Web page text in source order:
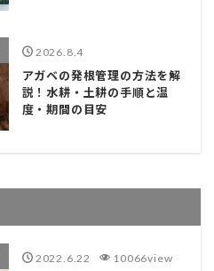
2026.8.4
アガベの発根管理の方法を解
説！水耕・土耕の手順と温
度・期間の目安
2022.6.22 10066view